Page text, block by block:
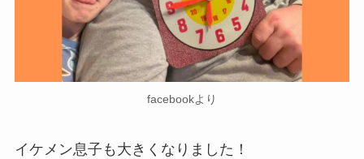
facebookより
イケメン息子も大きくなりました！